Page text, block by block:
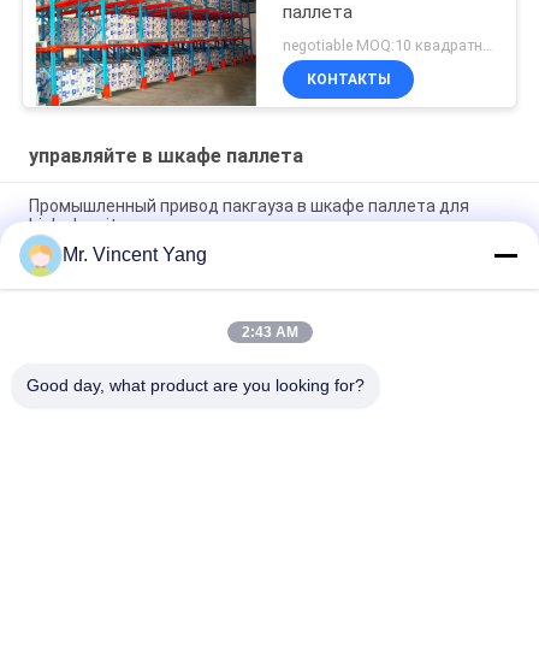
паллета
КОНТАКТЫ
управляйте в шкафе паллета
Промышленный привод пакгауза в шкафе паллета для
high-density хранения
Высокообъемный привод в шкафе паллета, 4000mm шкаф
стали структуры
Привод холодильной камеры в вешалке паллета шкафа
Mr. Vincent Yang
2:43 AM
Good day, what product are you looking for?